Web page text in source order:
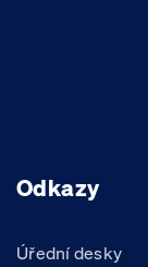
Odkazy
Úřední desky